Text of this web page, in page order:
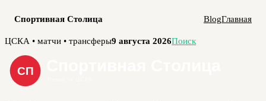
Спортивная Столица BlogГлавная
Перейти
содержимому
ЦСКА • матчи • трансферы9 августа 2026Поиск